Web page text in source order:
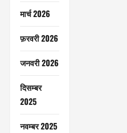
मार्च 2026
फ़रवरी 2026
जनवरी 2026
दिसम्बर
2025
नवम्बर 2025